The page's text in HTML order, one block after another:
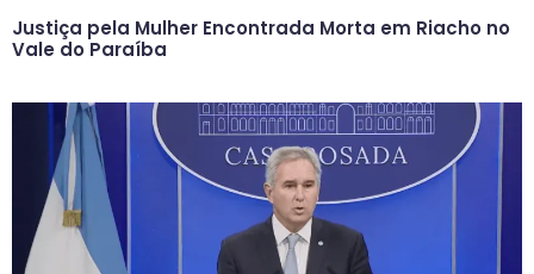
Justiça pela Mulher Encontrada Morta em Riacho no
Vale do Paraíba